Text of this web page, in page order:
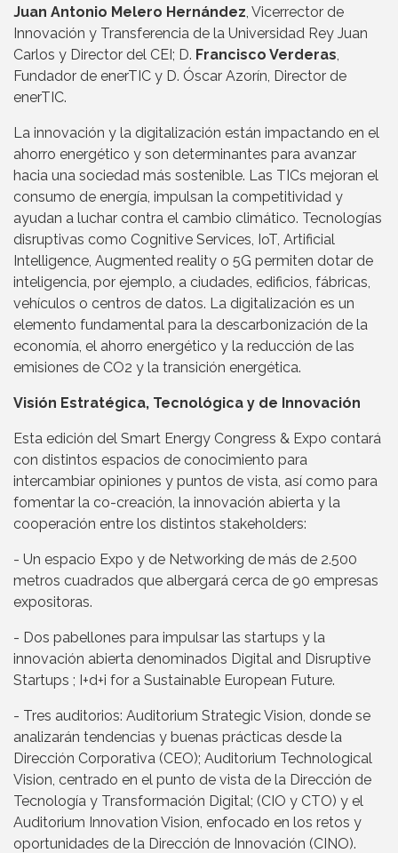
Juan Antonio Melero Hernández , Vicerrector de
Innovación y Transferencia de la Universidad Rey Juan
Carlos y Director del CEI; D. Francisco Verderas
Fundador de enerTIC y D. Óscar Azorín, Director de
enerTIC.
La innovación y la digitalización están impactando en el
ahorro energético y son determinantes para avanzar
hacia una sociedad más sostenible. Las TICs mejoran el
consumo de energía, impulsan la competitividad y
ayudan a luchar contra el cambio climático. Tecnologías
disruptivas como Cognitive Services, IoT, Artificial
Intelligence, Augmented reality o 5G permiten dotar de
inteligencia, por ejemplo, a ciudades, edificios, fábricas,
vehículos o centros de datos. La digitalización es un
elemento fundamental para la descarbonización de la
economía, el ahorro energético y la reducción de las
emisiones de CO2 y la transición energética.
Visión Estratégica, Tecnológica y de Innovación
Esta edición del Smart Energy Congress & Expo contará
con distintos espacios de conocimiento para
intercambiar opiniones y puntos de vista, así como para
fomentar la co-creación, la innovación abierta y la
cooperación entre los distintos stakeholders:
- Un espacio Expo y de Networking de más de 2.500
metros cuadrados que albergará cerca de 90 empresas
expositoras.
- Dos pabellones para impulsar las startups y la
innovación abierta denominados Digital and Disruptive
Startups ; I+d+i for a Sustainable European Future.
- Tres auditorios: Auditorium Strategic Vision, donde se
analizarán tendencias y buenas prácticas desde la
Dirección Corporativa (CEO); Auditorium Technological
Vision, centrado en el punto de vista de la Dirección de
Tecnología y Transformación Digital; (CIO y CTO) y el
Auditorium Innovation Vision, enfocado en los retos y
oportunidades de la Dirección de Innovación (CINO).